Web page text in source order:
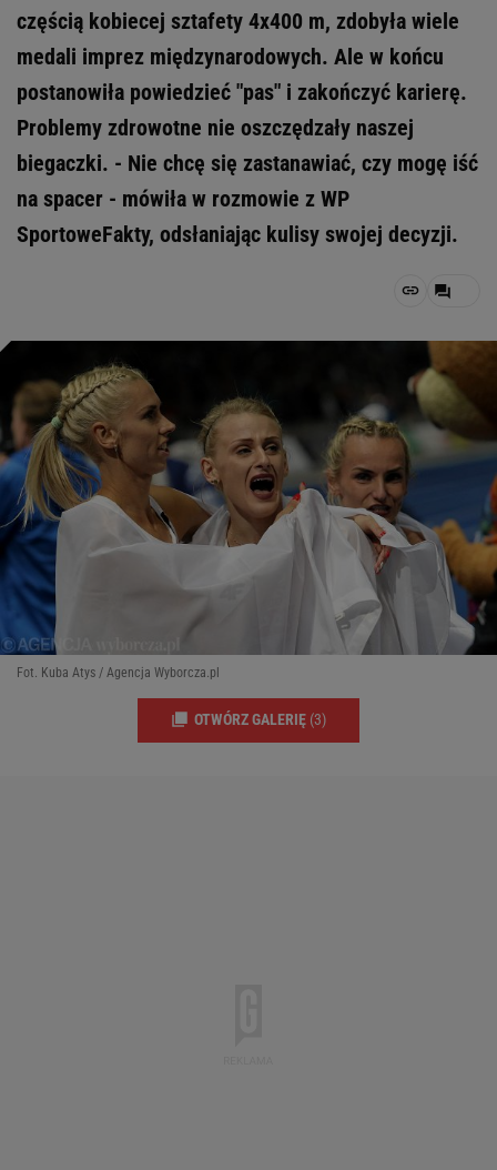
częścią kobiecej sztafety 4x400 m, zdobyła wiele
medali imprez międzynarodowych. Ale w końcu
postanowiła powiedzieć "pas" i zakończyć karierę.
Problemy zdrowotne nie oszczędzały naszej
biegaczki. - Nie chcę się zastanawiać, czy mogę iść
na spacer - mówiła w rozmowie z WP
SportoweFakty, odsłaniając kulisy swojej decyzji.
Fot. Kuba Atys / Agencja Wyborcza.pl
OTWÓRZ GALERIĘ (3)